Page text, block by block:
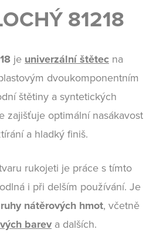
81218
je univerzální štětec na
dvoukomponentním
štětiny a syntetických
zajišťuje optimální nasákavost
a hladký finiš.
rukojeti je práce s tímto
i při delším používání. Je
nátěrových hmot, včetně
barev a dalších.